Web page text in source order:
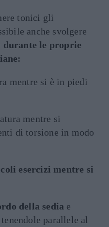
tonici gli
anche svolgere
le proprie
mentre si è in piedi
mentre si
di torsione in modo
esercizi mentre si
della sedia e
parallele al